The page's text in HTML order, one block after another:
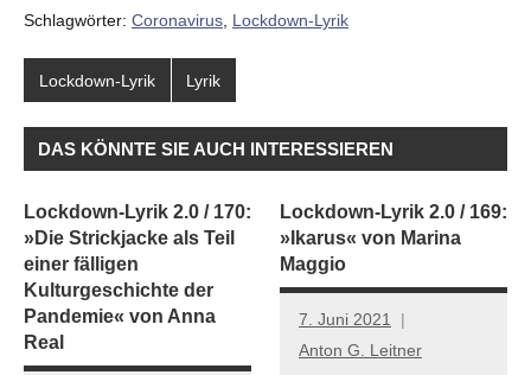
Schlagwörter: Coronavirus, Lockdown-Lyrik
Lockdown-Lyrik Lyrik
DAS KÖNNTE SIE AUCH INTERESSIEREN
Lockdown-Lyrik 2.0 / 170:
»Die Strickjacke als Teil
einer fälligen
Kulturgeschichte der
Pandemie« von Anna
Real
Lockdown-Lyrik 2.0 / 169:
»Ikarus« von Marina
Maggio
7. Juni 2021
Anton G. Leitner